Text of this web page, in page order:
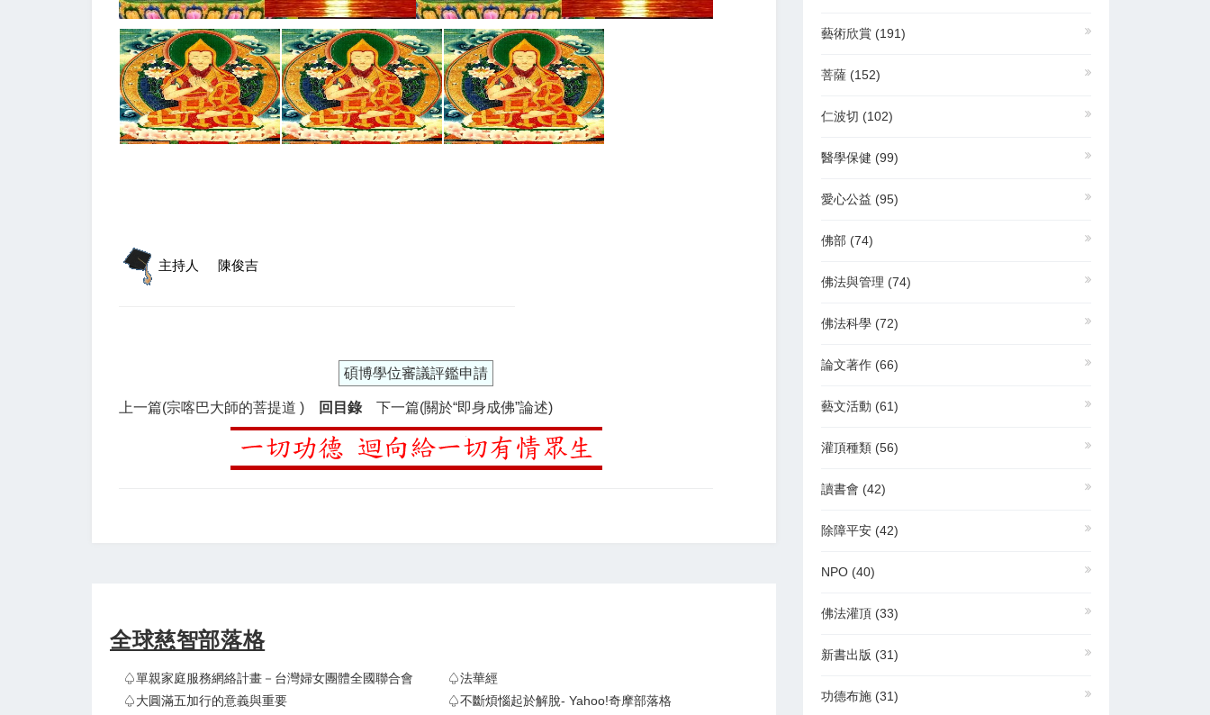
主持人 陳俊吉
碩博學位審議評鑑申請
上一篇(宗喀巴大師的菩提道 ) 回目錄 下一篇(關於“即身成佛”論述)
全球慈智部落格
♤單親家庭服務網絡計畫－台灣婦女團體全國聯合會
♤法華經
♤大圓滿五加行的意義與重要
♤不斷煩惱起於解脫- Yahoo!奇摩部落格
藝術欣賞 (191)
菩薩 (152)
仁波切 (102)
醫學保健 (99)
愛心公益 (95)
佛部 (74)
佛法與管理 (74)
佛法科學 (72)
論文著作 (66)
藝文活動 (61)
灌頂種類 (56)
讀書會 (42)
除障平安 (42)
NPO (40)
佛法灌頂 (33)
新書出版 (31)
功德布施 (31)